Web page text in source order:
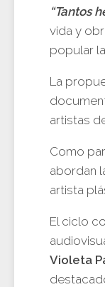
“Tantos
vida y
popular
La
artistas
Como
abordan
artista
El ciclo
Violeta